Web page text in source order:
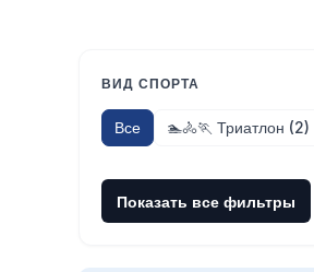
ВИД СПОРТА
Все 🏊🚴🏃 Триатлон (2)
Показать все фильтры